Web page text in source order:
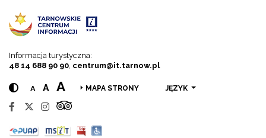
Informacja turystyczna:
48 14 688 90 90 centrum@it.tarnow.pl
A A A MAPA STRONY JĘZYK